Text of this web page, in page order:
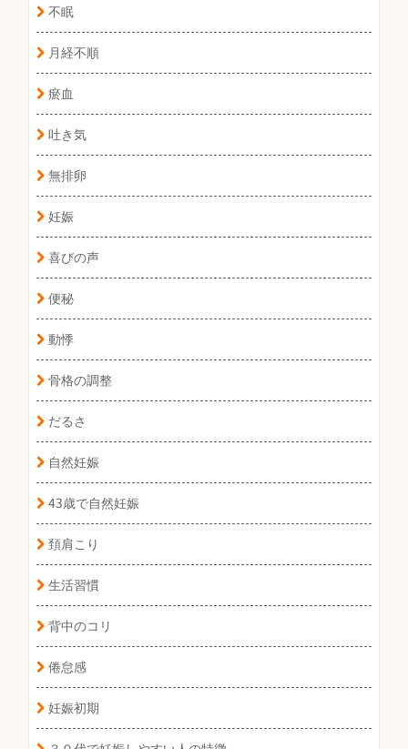
不眠
月経不順
瘀血
吐き気
無排卵
妊娠
喜びの声
便秘
動悸
骨格の調整
だるさ
自然妊娠
43歳で自然妊娠
頚肩こり
生活習慣
背中のコリ
倦怠感
妊娠初期